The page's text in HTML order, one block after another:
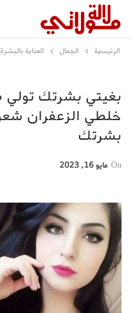
الرئيسية الجمال العناية بالبشرة
بغيتي بشرتك تولي
خلطي الزعفران
بشرتك
On مايو 16, 2023